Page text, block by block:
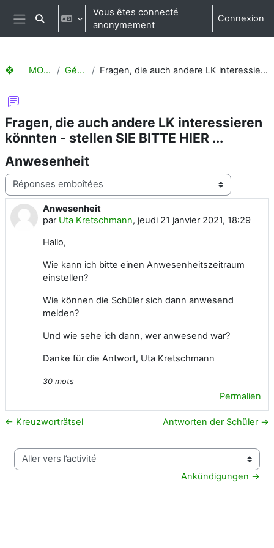
Passer au contenu principal
Panneau latéral
Activer/désactiver la saisie de recherche
Vous êtes connecté
anonymement
Connexion
❖ MOODLE Hilfen Généralités Fragen, die auch andere LK interessieren könnten - stellen SIE BITTE HIER ...
Fragen, die auch andere LK interessieren
könnten - stellen SIE BITTE HIER ...
Anwesenheit
Type d’affichage
Anwesenheit
par Uta Kretschmann, jeudi 21 janvier 2021, 18:29
Nombre de réponses : 0
Hallo,
Wie kann ich bitte einen Anwesenheitszeitraum
einstellen?
Wie können die Schüler sich dann anwesend
melden?
Und wie sehe ich dann, wer anwesend war?
Danke für die Antwort, Uta Kretschmann
30 mots
Permalien
← Kreuzworträtsel Antworten der Schüler →
Aller vers l’activité
Ankündigungen →